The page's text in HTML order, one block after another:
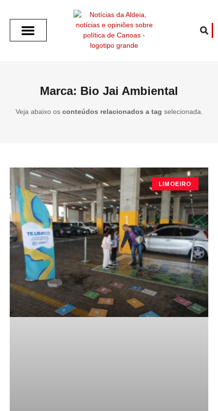
Marca: Bio Jai Ambiental
Veja abaixo os conteúdos relacionados a tag selecionada.
LIMOEIRO